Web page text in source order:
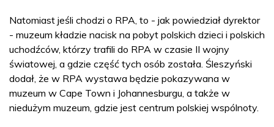
Natomiast jeśli chodzi o RPA, to - jak powiedział dyrektor
- muzeum kładzie nacisk na pobyt polskich dzieci i polskich
uchodźców, którzy trafili do RPA w czasie II wojny
światowej, a gdzie część tych osób została. Śleszyński
dodał, że w RPA wystawa będzie pokazywana w
muzeum w Cape Town i Johannesburgu, a także w
niedużym muzeum, gdzie jest centrum polskiej wspólnoty.